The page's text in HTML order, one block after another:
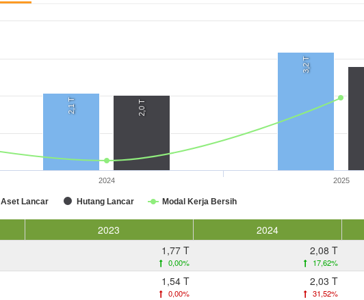
2,1 T
3,2 T
2,0 T
Aset Lancar Hutang Lancar Modal Kerja Bersih
2024 2025
2023 2024
1,77 T
0,00%
2,08 T
17,62%
1,54 T
0,00%
2,03 T
31,52%